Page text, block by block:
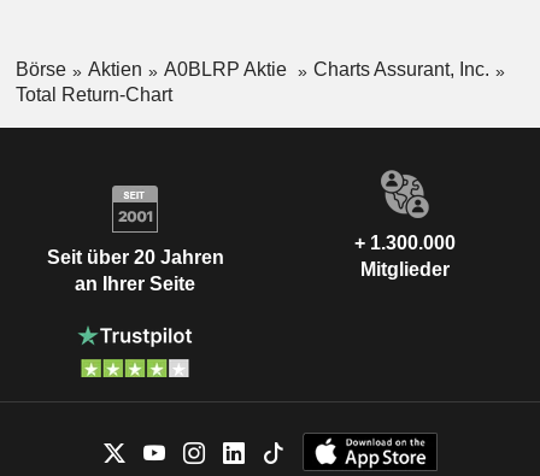
Börse Aktien A0BLRP Aktie
Charts Assurant, Inc.
Total Return-Chart
Seit über 20 Jahren
an Ihrer Seite
+ 1.300.000
Mitglieder